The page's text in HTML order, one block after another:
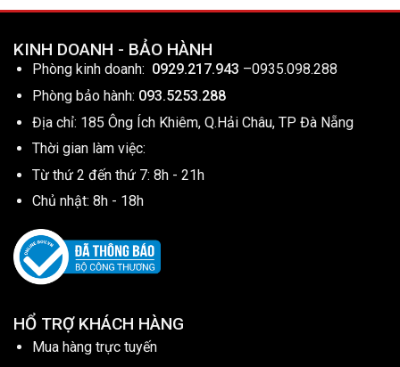
KINH DOANH - BẢO HÀNH
Phòng kinh doanh: 0929.217.943 –0935.098.288
Phòng bảo hành: 093.5253.288
Địa chỉ: 185 Ông Ích Khiêm, Q.Hải Châu, TP Đà Nẵng
Thời gian làm việc:
Từ thứ 2 đến thứ 7: 8h - 21h
Chủ nhật: 8h - 18h
HỔ TRỢ KHÁCH HÀNG
Mua hàng trực tuyến